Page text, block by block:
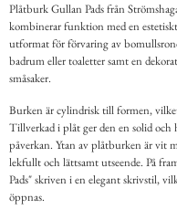
Plåtburk Gullan Pads från
kombinerar funktion med en
utformat för förvaring av
badrum eller toaletter samt en
småsaker.
Burken är cylindrisk till formen,
Tillverkad i plåt ger den en solid
påverkan. Ytan av plåtburken är vit
lekfullt och lättsamt utseende. På
Pads" skriven i en elegant skrivstil,
öppnas.